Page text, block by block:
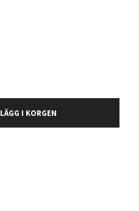
LÄGG I KORGEN